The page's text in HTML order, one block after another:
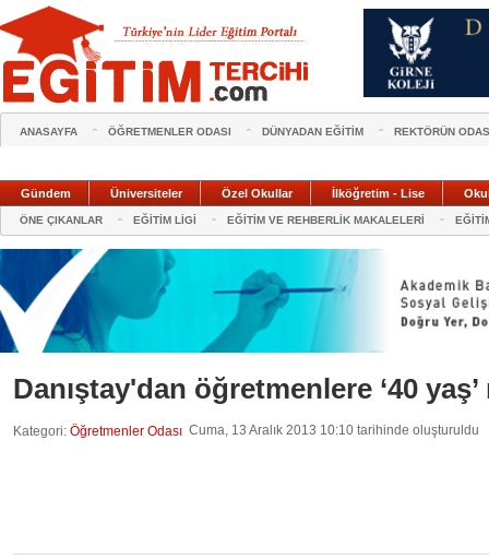
ANASAYFA ÖĞRETMENLER ODASI DÜNYADAN EĞİTİM REKTÖRÜN
Gündem Üniversiteler Özel Okullar İlköğretim - Lise
ÖNE ÇIKANLAR EĞİTİM LİGİ EĞİTİM VE REHBERLİK MAKALELERİ
Danıştay'dan öğretmenlere ‘40
Kategori: Öğretmenler Odası Cuma, 13 Aralık 2013 10:10 tarihinde oluşturuldu